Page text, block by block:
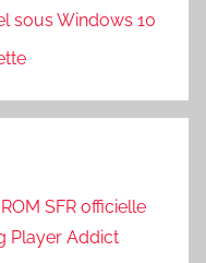
sous Windows 10
SFR officielle
Player Addict